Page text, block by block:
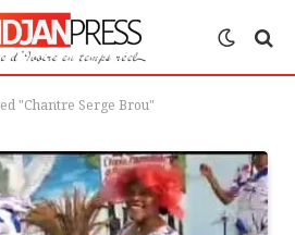
"Chantre Serge Brou"